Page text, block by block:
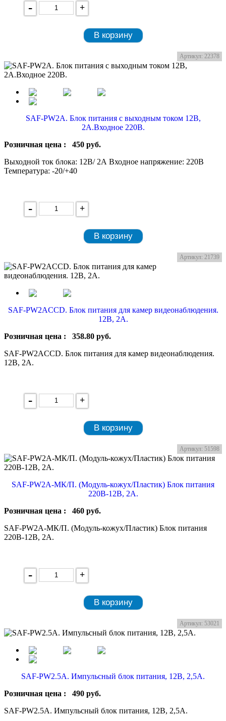
- +
В корзину
Артикул: 22378
SAF-PW2A. Блок питания с выходным током 12В,
2А.Входное 220В.
Розничная цена : 450 руб.
Выходной ток блока: 12В/ 2А Входное напряжение: 220В
Температура: -20/+40
- +
В корзину
Артикул: 21739
SAF-PW2ACCD. Блок питания для камер видеонаблюдения.
12В, 2А.
Розничная цена : 358.80 руб.
SAF-PW2ACCD. Блок питания для камер видеонаблюдения.
12В, 2А.
- +
В корзину
Артикул: 51598
SAF-PW2A-МК/П. (Mодуль-кожух/Пластик) Блок питания
220В-12В, 2А.
Розничная цена : 460 руб.
SAF-PW2A-МК/П. (Mодуль-кожух/Пластик) Блок питания
220В-12В, 2А.
- +
В корзину
Артикул: 53021
SAF-PW2.5A. Импульсный блок питания, 12В, 2,5А.
Розничная цена : 490 руб.
SAF-PW2.5A. Импульсный блок питания, 12В, 2,5А.